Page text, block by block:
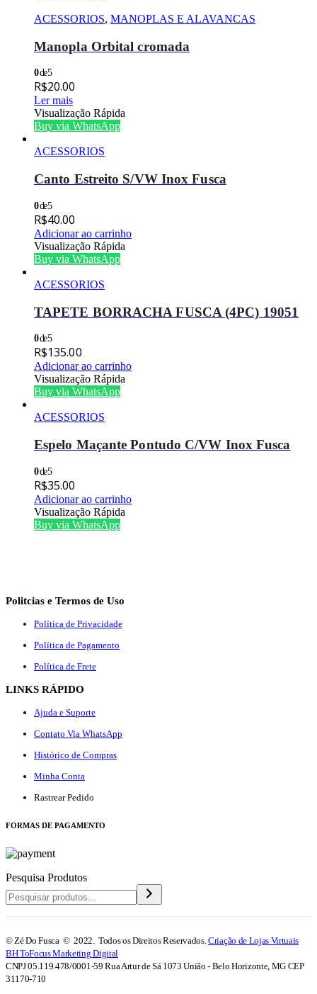
ACESSORIOS, MANOPLAS E ALAVANCAS
Manopla Orbital cromada
0de 5
R$20.00
Ler mais
Visualização Rápida
Buy via WhatsApp
ACESSORIOS
Canto Estreito S/VW Inox Fusca
0de 5
R$40.00
Adicionar ao carrinho
Visualização Rápida
Buy via WhatsApp
ACESSORIOS
TAPETE BORRACHA FUSCA (4PC) 19051
0de 5
R$135.00
Adicionar ao carrinho
Visualização Rápida
Buy via WhatsApp
ACESSORIOS
Espelo Maçante Pontudo C/VW Inox Fusca
0de 5
R$35.00
Adicionar ao carrinho
Visualização Rápida
Buy via WhatsApp
Politcias e Termos de Uso
Política de Privacidade
Política de Pagamento
Política de Frete
LINKS RÁPIDO
Ajuda e Suporte
Contato Via WhatsApp
Histórico de Compras
Minha Conta
Rastrear Pedido
FORMAS DE PAGAMENTO
Pesquisa Produtos
© Zé Do Fusca © 2022. Todos os Direitos Reservados.Criação de Lojas Virtuais
BH ToFocus Marketing Digital
CNPJ 05.119.478/0001-59 Rua Artur de Sá 1073 União - Belo Horizonte, MG CEP
31170-710